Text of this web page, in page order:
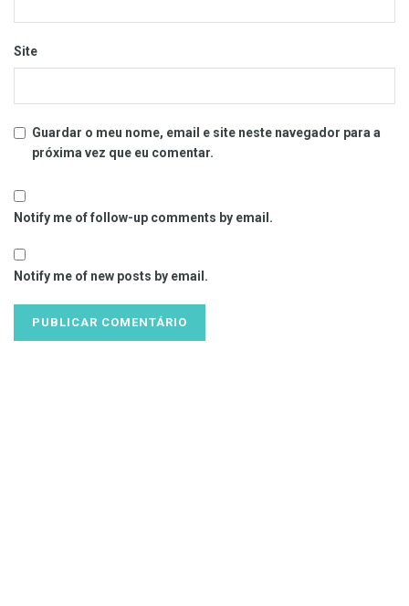
Site
Guardar o meu nome, email e site neste navegador para a
próxima vez que eu comentar.
Notify me of follow-up comments by email.
Notify me of new posts by email.